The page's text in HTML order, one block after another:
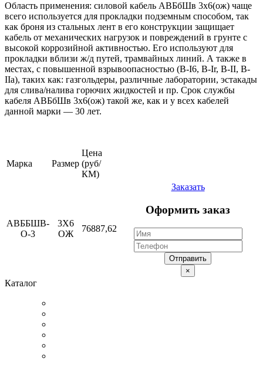
Область применения: силовой кабель АВБбШв 3х6(ож) чаще
всего используется для прокладки подземным способом, так
как броня из стальных лент в его конструкции защищает
кабель от механических нагрузок и повреждений в грунте с
высокой коррозийной активностью. Его используют для
прокладки вблизи ж/д путей, трамвайных линий. А также в
местах, с повышенной взрывоопасностью (B-I6, B-Ir, B-II, В-
IIа), таких как: газгольдеры, различные лаборатории, эстакады
для слива/налива горючих жидкостей и пр. Срок службы
кабеля АВБбШв 3х6(ож) такой же, как и у всех кабелей
данной марки — 30 лет.
Марка Размер
Цена
(руб/
КМ)
АВББШВ-
О-3
3Х6
ОЖ
76887,62
Заказать
Оформить заказ
Отправить
×
Каталог